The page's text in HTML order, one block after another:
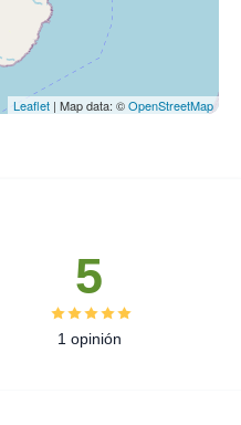
Leaflet | Map data: ©OpenStreetMap
5
1 opinión